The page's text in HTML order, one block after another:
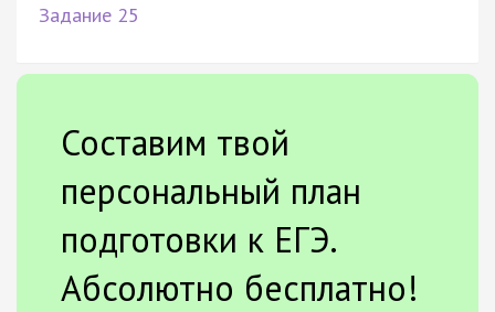
Задание 25
Составим твой
персональный план
подготовки к ЕГЭ.
Абсолютно бесплатно!